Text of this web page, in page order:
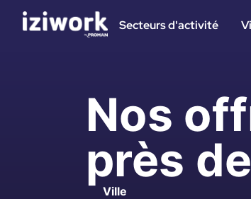
Secteurs d'activité
Nos
près de
Ville